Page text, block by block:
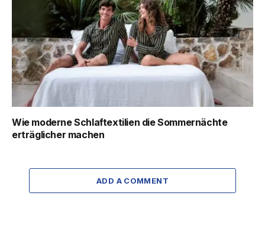
Wie moderne Schlaftextilien die Sommernächte
erträglicher machen
ADD A COMMENT